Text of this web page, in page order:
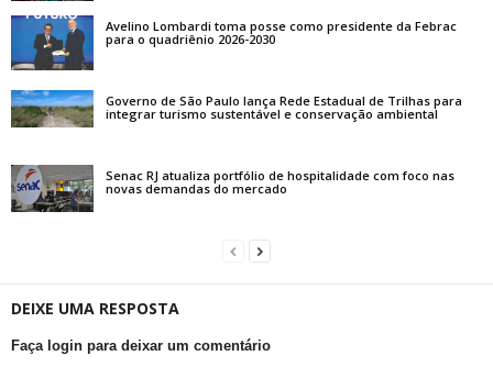
Avelino Lombardi toma posse como presidente da Febrac
para o quadriênio 2026-2030
Governo de São Paulo lança Rede Estadual de Trilhas para
integrar turismo sustentável e conservação ambiental
Senac RJ atualiza portfólio de hospitalidade com foco nas
novas demandas do mercado
DEIXE UMA RESPOSTA
Faça login para deixar um comentário